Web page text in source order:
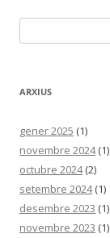
ARXIUS
gener 2025 (1)
novembre 2024(1)
octubre 2024(2)
setembre 2024(1)
desembre 2023 (1)
novembre 2023 (1)